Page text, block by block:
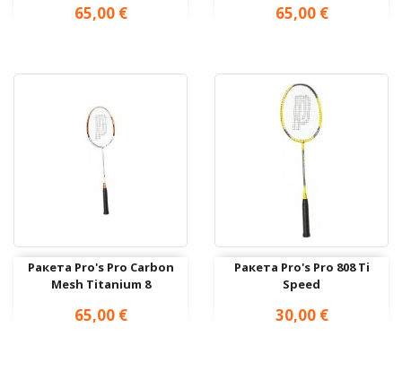
Цена
65,00 € Цена
65,00 €
Ракета Pro's Pro Carbon
Mesh Titanium 8
Цена
65,00 €
Ракета Pro's Pro 808 Ti
Speed
Цена
30,00 €